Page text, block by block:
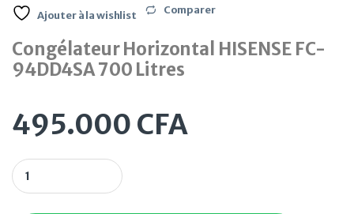
Ajouter à la wishlist Comparer
Congélateur Horizontal HISENSE FC-
94DD4SA 700 Litres
495.000 CFA
Congélateur Horizontal HISENSE FC-94DD4SA 700 Litres